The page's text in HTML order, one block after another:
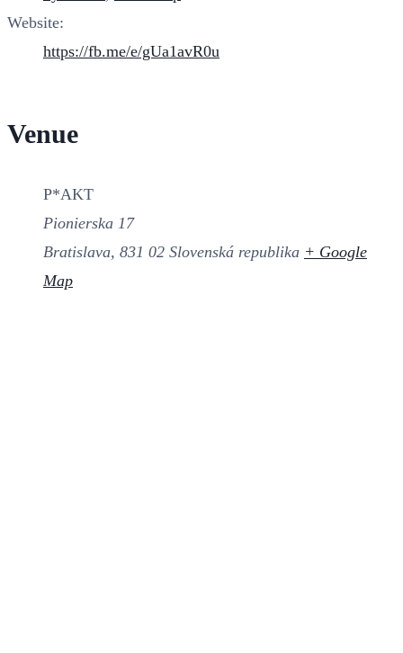
Website:
https://fb.me/e/gUa1avR0u
Venue
P*AKT
Pionierska 17
Bratislava, 831 02 Slovenská republika + Google
Map